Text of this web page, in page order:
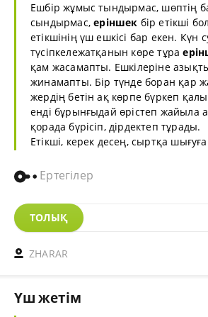
Ешбір жұмыс тындырмас, шөптің
сындырмас,еріншек бір етікші
етікшінің үш ешкісі бар екен. Күн
түсіпкележатқанын көре тұра
қам жасамапты. Ешкілеріне
жинамапты. Бір түнде боран қар
жердің бетін ақ көрпе бүркеп
енді бұрынғыдай өрістеп жайыла
қорада бүрісіп, дірдектеп тұрады.
Етікші, керек десең, сыртқа
Ертегілер
ТОЛЫҚ
ZHARAR
Үш жетім